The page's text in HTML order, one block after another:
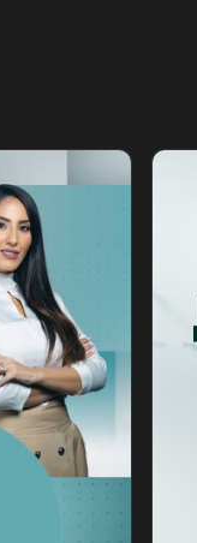
الخبر الآخر